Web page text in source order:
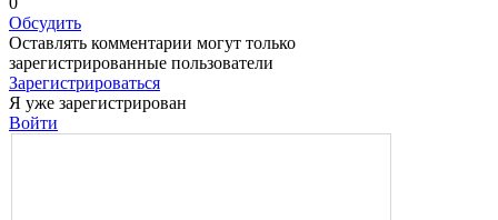
Обсудить
Оставлять комментарии могут только
зарегистрированные пользователи
Зарегистрироваться
Я уже зарегистрирован
Войти